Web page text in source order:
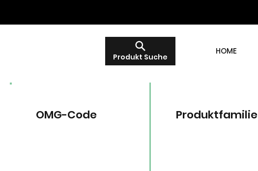
HOME
Produkt Suche
Produktfamilie
OMG-Code